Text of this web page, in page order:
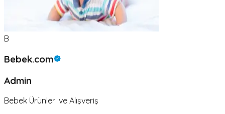
B
Bebek.com
Admin
Bebek Ürünleri ve Alışveriş